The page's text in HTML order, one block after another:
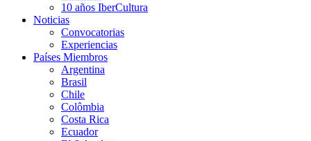
10 años IberCultura
Noticias
Convocatorias
Experiencias
Países Miembros
Argentina
Brasil
Chile
Colômbia
Costa Rica
Ecuador